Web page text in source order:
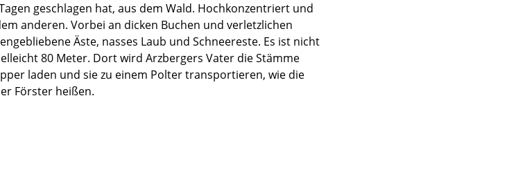
geschlagen hat, aus dem Wald. Hochkonzentriert und
anderen. Vorbei an dicken Buchen und verletzlichen
Äste, nasses Laub und Schneereste. Es ist nicht
80 Meter. Dort wird Arzbergers Vater die Stämme
laden und sie zu einem Polter transportieren, wie die
Förster heißen.